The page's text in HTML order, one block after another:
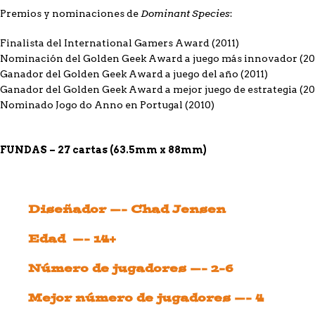
Premios y nominaciones deDominant Species:
Finalista del International Gamers Award (2011)
Nominación del Golden Geek Award a juego más innovador
Ganador del Golden Geek Award a juego del año (2011)
Ganador del Golden Geek Award a mejor juego de estrategia
Nominado Jogo do Anno en Portugal (2010)
FUNDAS – 27 cartas (63.5mm x 88mm)
Diseñador —- Chad Jensen
Edad —- 14+
Número de jugadores —- 2-6
Mejor número de jugadores —- 4